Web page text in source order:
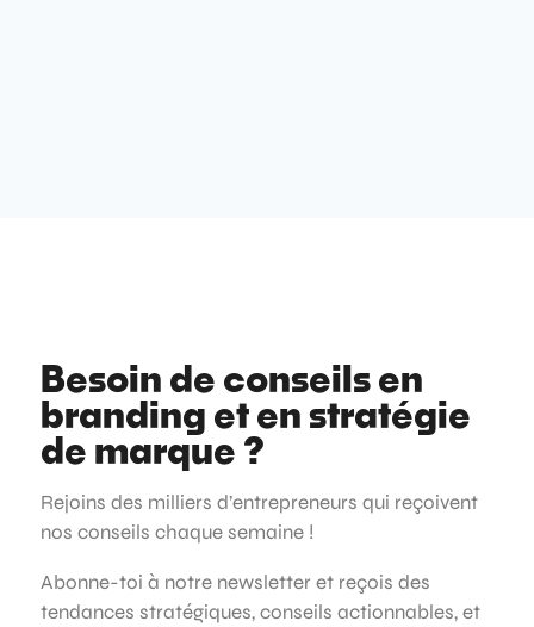
Besoin de conseils en
branding et en stratégie
de marque ?
Rejoins des milliers d’entrepreneurs qui reçoivent
nos conseils chaque semaine !
Abonne-toi à notre newsletter et reçois des
tendances stratégiques, conseils actionnables, et